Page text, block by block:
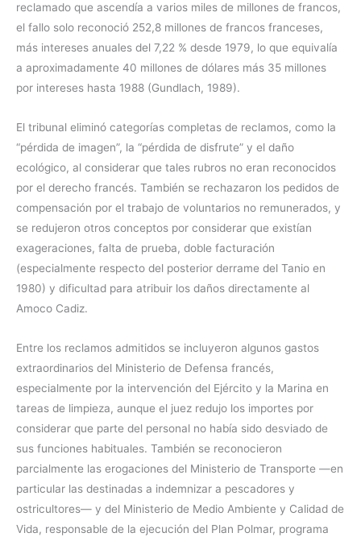
reclamado que ascendía a varios miles de millones de francos,
el fallo solo reconoció 252,8 millones de francos franceses,
más intereses anuales del 7,22 % desde 1979, lo que equivalía
a aproximadamente 40 millones de dólares más 35 millones
por intereses hasta 1988 (Gundlach, 1989).
El tribunal eliminó categorías completas de reclamos, como la
“pérdida de imagen”, la “pérdida de disfrute” y el daño
ecológico, al considerar que tales rubros no eran reconocidos
por el derecho francés. También se rechazaron los pedidos de
compensación por el trabajo de voluntarios no remunerados, y
se redujeron otros conceptos por considerar que existían
exageraciones, falta de prueba, doble facturación
(especialmente respecto del posterior derrame del Tanio en
1980) y dificultad para atribuir los daños directamente al
Amoco Cadiz.
Entre los reclamos admitidos se incluyeron algunos gastos
extraordinarios del Ministerio de Defensa francés,
especialmente por la intervención del Ejército y la Marina en
tareas de limpieza, aunque el juez redujo los importes por
considerar que parte del personal no había sido desviado de
sus funciones habituales. También se reconocieron
parcialmente las erogaciones del Ministerio de Transporte —en
particular las destinadas a indemnizar a pescadores y
ostricultores— y del Ministerio de Medio Ambiente y Calidad de
Vida, responsable de la ejecución del Plan Polmar, programa